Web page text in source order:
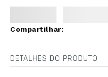
DETALHES DO PRODUTO